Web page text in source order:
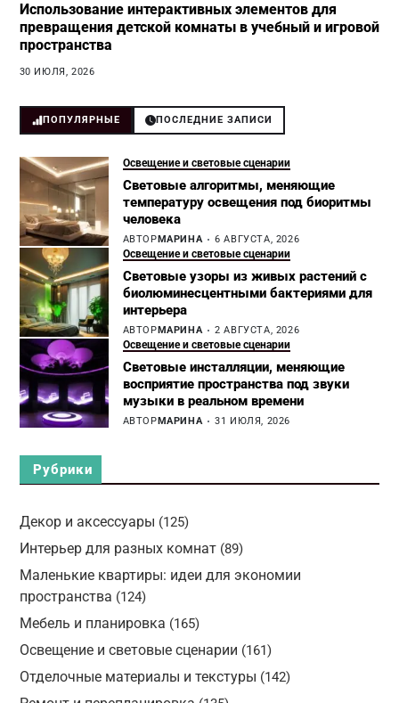
Использование интерактивных элементов для
превращения детской комнаты в учебный и игровой
пространства
30 ИЮЛЯ, 2026
ПОПУЛЯРНЫЕ ПОСЛЕДНИЕ ЗАПИСИ
Освещение и световые сценарии
Световые алгоритмы, меняющие
температуру освещения под биоритмы
человека
АВТОР МАРИНА 6 АВГУСТА, 2026
Освещение и световые сценарии
Световые узоры из живых растений с
биолюминесцентными бактериями для
интерьера
АВТОР МАРИНА 2 АВГУСТА, 2026
Освещение и световые сценарии
Световые инсталляции, меняющие
восприятие пространства под звуки
музыки в реальном времени
АВТОР МАРИНА 31 ИЮЛЯ, 2026
Рубрики
Декор и аксессуары (125)
Интерьер для разных комнат(89)
Маленькие квартиры: идеи для экономии
пространства (124)
Мебель и планировка (165)
Освещение и световые сценарии (161)
Отделочные материалы и текстуры (142)